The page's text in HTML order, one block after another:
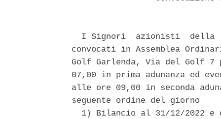
I Signori  azionisti  della
convocati in Assemblea
Golf Garlenda, Via del Golf
07,00 in prima adunanza ed
alle ore 09,00 in seconda
seguente ordine del giorno
1) Bilancio al 31/12/2022